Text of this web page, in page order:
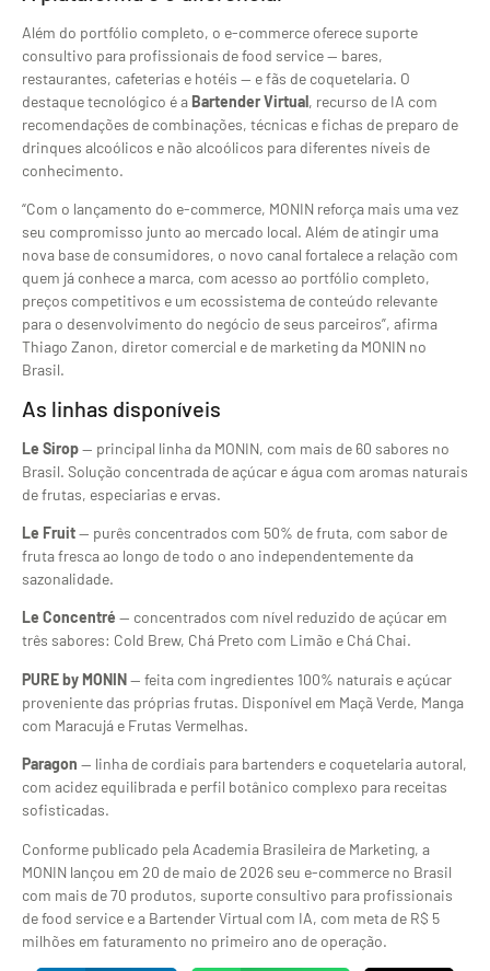
Além do portfólio completo, o e-commerce oferece suporte
consultivo para profissionais de food service — bares,
restaurantes, cafeterias e hotéis — e fãs de coquetelaria. O
destaque tecnológico é a Bartender Virtual, recurso de IA com
recomendações de combinações, técnicas e fichas de preparo de
drinques alcoólicos e não alcoólicos para diferentes níveis de
conhecimento.
“Com o lançamento do e-commerce, MONIN reforça mais uma vez
seu compromisso junto ao mercado local. Além de atingir uma
nova base de consumidores, o novo canal fortalece a relação com
quem já conhece a marca, com acesso ao portfólio completo,
preços competitivos e um ecossistema de conteúdo relevante
para o desenvolvimento do negócio de seus parceiros”, afirma
Thiago Zanon, diretor comercial e de marketing da MONIN no
Brasil.
As linhas disponíveis
Le Sirop— principal linha da MONIN, com mais de 60 sabores no
Brasil. Solução concentrada de açúcar e água com aromas naturais
de frutas, especiarias e ervas.
Le Fruit— purês concentrados com 50% de fruta, com sabor de
fruta fresca ao longo de todo o ano independentemente da
sazonalidade.
Le Concentré — concentrados com nível reduzido de açúcar em
três sabores: Cold Brew, Chá Preto com Limão e Chá Chai.
PURE by MONIN— feita com ingredientes 100% naturais e açúcar
proveniente das próprias frutas. Disponível em Maçã Verde, Manga
com Maracujá e Frutas Vermelhas.
Paragon — linha de cordiais para bartenders e coquetelaria autoral,
com acidez equilibrada e perfil botânico complexo para receitas
sofisticadas.
Conforme publicado pela Academia Brasileira de Marketing, a
MONIN lançou em 20 de maio de 2026 seu e-commerce no Brasil
com mais de 70 produtos, suporte consultivo para profissionais
de food service e a Bartender Virtual com IA, com meta de R$ 5
milhões em faturamento no primeiro ano de operação.